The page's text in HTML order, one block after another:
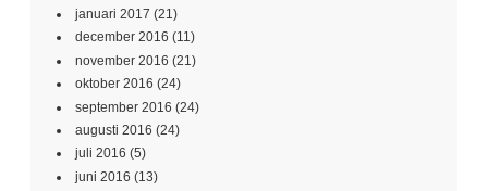
januari 2017 (21)
december 2016 (11)
november 2016 (21)
oktober 2016 (24)
september 2016 (24)
augusti 2016 (24)
juli 2016 (5)
juni 2016 (13)